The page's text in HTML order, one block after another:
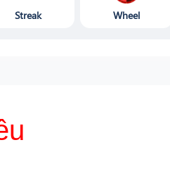
Streak Wheel